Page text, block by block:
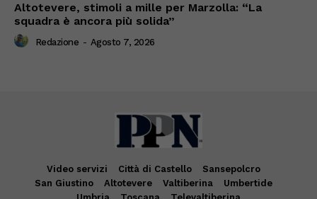
Altotevere, stimoli a mille per Marzolla: “La
squadra è ancora più solida”
Redazione - Agosto 7, 2026
Video servizi Città di Castello
Sansepolcro
San Giustino
Altotevere Valtiberina
Umbertide